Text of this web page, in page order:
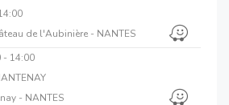
de l'Aubinière - NANTES
- 14:00
- NANTES